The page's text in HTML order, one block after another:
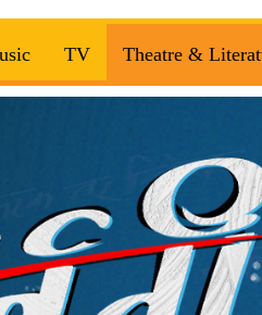
TV Theatre &